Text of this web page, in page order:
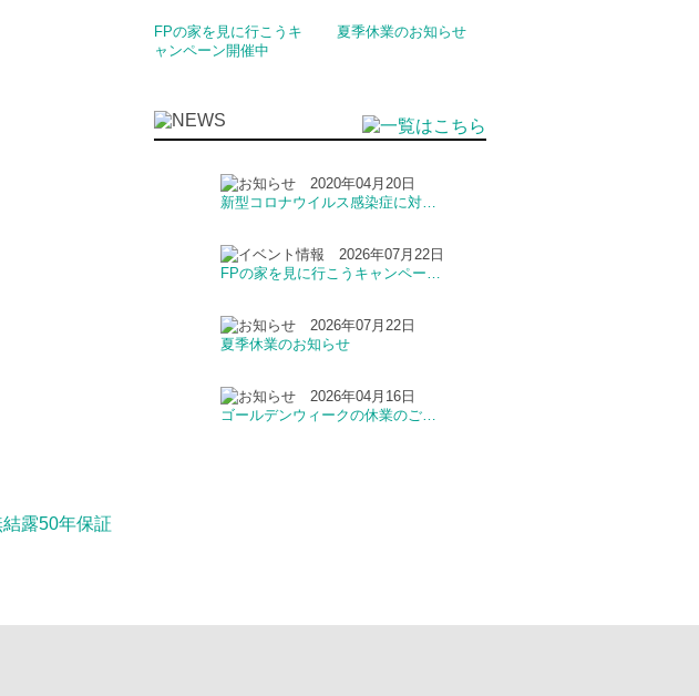
FPの家を見に行こうキ
ャンペーン開催中
夏季休業のお知らせ
2020年04月20日
新型コロナウイルス感染症に対…
2026年07月22日
FPの家を見に行こうキャンペー…
2026年07月22日
夏季休業のお知らせ
2026年04月16日
ゴールデンウィークの休業のご…